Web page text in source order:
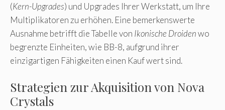
(Kern-Upgrades) und Upgrades Ihrer Werkstatt, um Ihre
Multiplikatoren zu erhöhen. Eine bemerkenswerte
Ausnahme betrifft die Tabelle von Ikonische Droidenwo
begrenzte Einheiten, wie BB-8, aufgrund ihrer
einzigartigen Fähigkeiten einen Kauf wert sind.
Strategien zur Akquisition von Nova
Crystals